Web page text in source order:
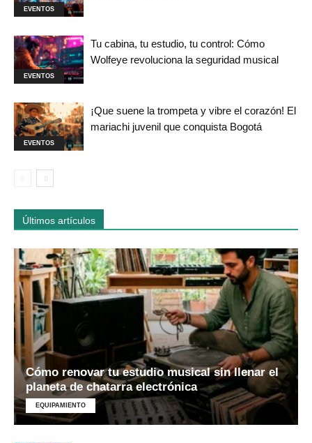
EVENTOS
EVENTOS
Tu cabina, tu estudio, tu control: Cómo
Wolfeye revoluciona la seguridad musical
EVENTOS
¡Que suene la trompeta y vibre el corazón! El
mariachi juvenil que conquista Bogotá
Últimos artículos
Cómo renovar tu estudio musical sin llenar el
planeta de chatarra electrónica
EQUIPAMIENTO